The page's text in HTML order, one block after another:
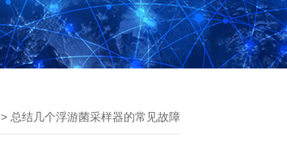
> 总结几个浮游菌采样器的常见故障